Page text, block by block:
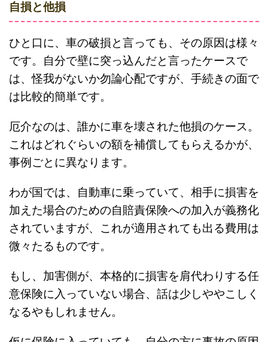
自損と他損
ひと口に、車の破損と言っても、その原因は様々
です。自分で壁に突っ込んだと言ったケースで
は、怪我がないか勿論心配ですが、手続きの面で
は比較的簡単です。
厄介なのは、誰かに車を壊された他損のケース。
これはどれぐらいの額を補償してもらえるかが、
事例ごとに異なります。
わが国では、自動車に乗っていて、相手に損害を
加えた場合のための自賠責保険への加入が義務化
されていますが、これが適用されても出る費用は
微々たるものです。
もし、加害側が、本格的に損害を肩代わりする任
意保険に入っていない場合、話は少しややこしく
なるやもしれません。